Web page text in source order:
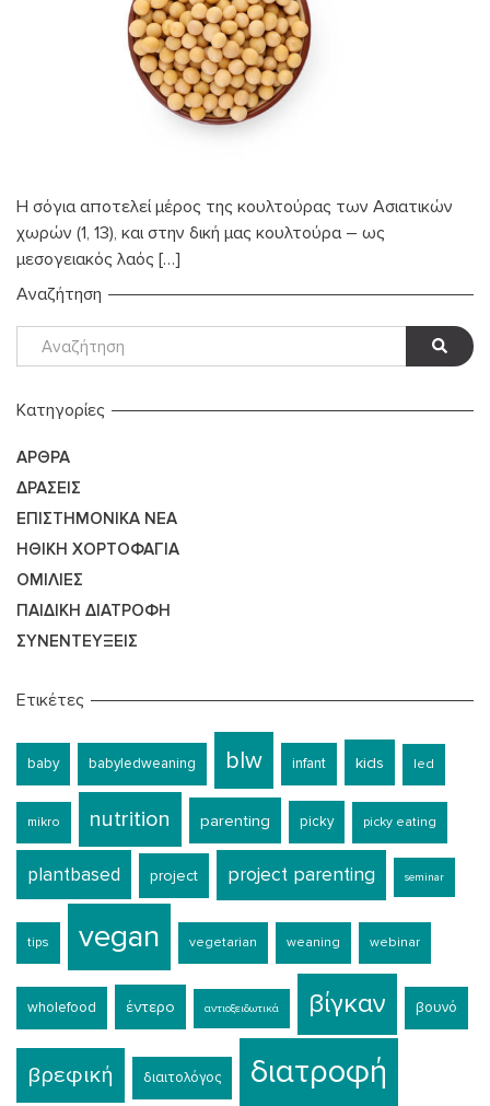
Η σόγια αποτελεί μέρος της κουλτούρας των Ασιατικών
χωρών (1, 13), και στην δική μας κουλτούρα – ως
μεσογειακός λαός […]
Αναζήτηση
Kατηγορίες
ΆΡΘΡΑ
ΔΡΆΣΕΙΣ
ΕΠΙΣΤΗΜΟΝΙΚΆ ΝΈΑ
ΗΘΙΚΉ ΧΟΡΤΟΦΑΓΊΑ
ΟΜΙΛΊΕΣ
ΠΑΙΔΙΚΉ ΔΙΑΤΡΟΦΉ
ΣΥΝΕΝΤΕΎΞΕΙΣ
Ετικέτες
baby babyledweaning blw infant kids led
mikro nutrition parenting picky picky eating
plantbased project project parenting seminar
tips vegan vegetarian weaning webinar
wholefood έντερο αντιοξειδωτικά βίγκαν βουνό
βρεφική διαιτολόγος διατροφή